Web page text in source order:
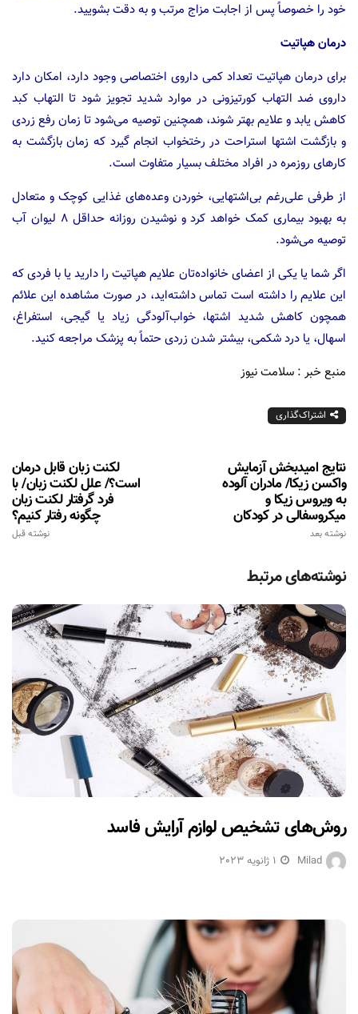
خود را خصوصاً پس‌ از اجابت‌ مزاج‌ مرتب و به‌ دقت‌ بشویید.
درمان هپاتیت
برای‌ درمان‌ هپاتیت‌ تعداد کمی‌ داروی‌ اختصاصی‌ وجود دارد، امکان‌ دارد
داروی‌ ضد التهاب‌ کورتیزونی‌ در موارد شدید تجویز شود تا التهاب‌ کبد
کاهش‌ یابد و علایم‌ بهتر شوند، همچنین توصیه‌ می‌شود تا زمان‌ رفع‌ زردی‌
و بازگشت‌ اشتها استراحت‌ در رختخواب‌ انجام‌ گیرد که زمان‌ بازگشت‌ به‌
کارهای‌ روزمره‌ در افراد مختلف‌ بسیار متفاوت‌ است‌.
از طرفی علی‌رغم‌ بی‌اشتهایی، خوردن‌ وعده‌های‌ غذایی‌ کوچک‌ و متعادل‌
به‌ بهبود بیماری‌ کمک‌ خواهد کرد و نوشیدن روزانه‌ حداقل‌ 8 لیوان‌ آب
توصیه می‌شود.
اگر شما یا یکی‌ از اعضای‌ خانواده‌تان‌ علایم‌ هپاتیت‌ را دارید یا با فردی‌ که‌
این‌ علایم‌ را داشته‌ است‌ تماس‌ داشته‌اید، در صورت مشاهده این علائم
همچون کاهش شدید اشتها، خواب‌آلودگی‌ زیاد یا گیجی‌، استفراغ‌،
اسهال‌، یا درد شکمی‌، بیشتر شدن‌ زردی‌ حتماً به پزشک مراجعه کنید.
منبع خبر : سلامت نیوز
اشتراک‌گذاری
لکنت زبان قابل درمان
است؟/ علل لکنت زبان/ با
فرد گرفتار لکنت زبان
چگونه رفتار کنیم؟
نوشته قبل
نتایج امیدبخش آزمایش
واکسن زیکا/ مادران آلوده
به ویروس زیکا و
میکروسفالی در کودکان
نوشته بعد
نوشته‌های مرتبط
روش‌های تشخیص لوازم آرایش فاسد
Milad 1 ژانویه 2023